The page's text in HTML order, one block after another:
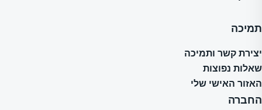
תמיכה
יצירת קשר ותמיכה
שאלות נפוצות
האזור האישי שלי
החברה